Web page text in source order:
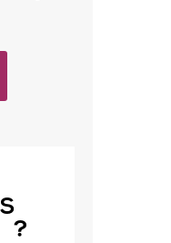
?